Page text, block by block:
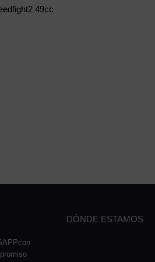
49cc
DÓNDE ESTAMOS